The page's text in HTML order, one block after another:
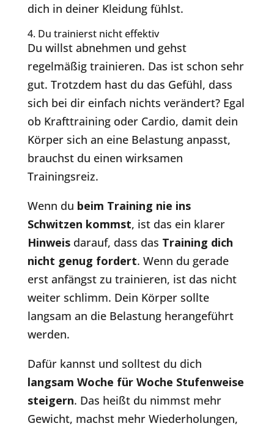
dich in deiner Kleidung fühlst.
4. Du trainierst nicht effektiv
Du willst abnehmen und gehst
regelmäßig trainieren. Das ist schon sehr
gut. Trotzdem hast du das Gefühl, dass
sich bei dir einfach nichts verändert? Egal
ob Krafttraining oder Cardio, damit dein
Körper sich an eine Belastung anpasst,
brauchst du einen wirksamen
Trainingsreiz.
Wenn du beim Training nie ins
Schwitzen kommst, ist das ein klarer
Hinweisdarauf, dass das Training dich
nicht genug fordert. Wenn du gerade
erst anfängst zu trainieren, ist das nicht
weiter schlimm. Dein Körper sollte
langsam an die Belastung herangeführt
werden.
Dafür kannst und solltest du dich
langsam Woche für Woche Stufenweise
steigern. Das heißt du nimmst mehr
Gewicht, machst mehr Wiederholungen,